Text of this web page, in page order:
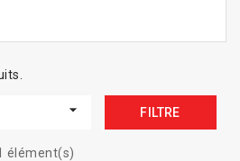
 FILTRE
élément(s)